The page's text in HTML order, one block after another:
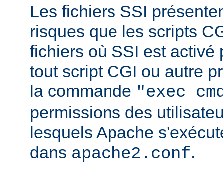
Les fichiers SSI
risques que les scripts
fichiers où SSI est activé
tout script CGI ou autre
la commande "exec
permissions des
lesquels Apache
dans apache2.conf.